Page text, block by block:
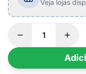
Veja lojas